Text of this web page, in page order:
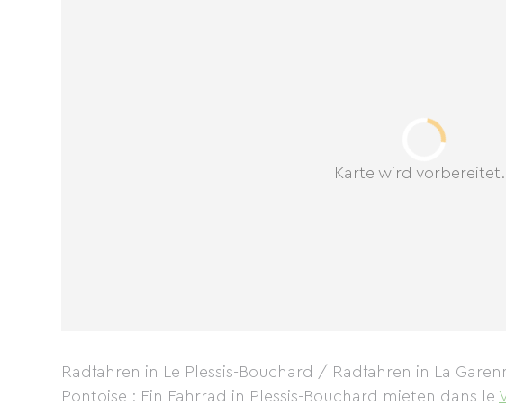
Karte wird vorbereitet...
Radfahren in Le Plessis-Bouchard / Radfahren in La
Pontoise : Ein Fahrrad in Plessis-Bouchard mieten dans le